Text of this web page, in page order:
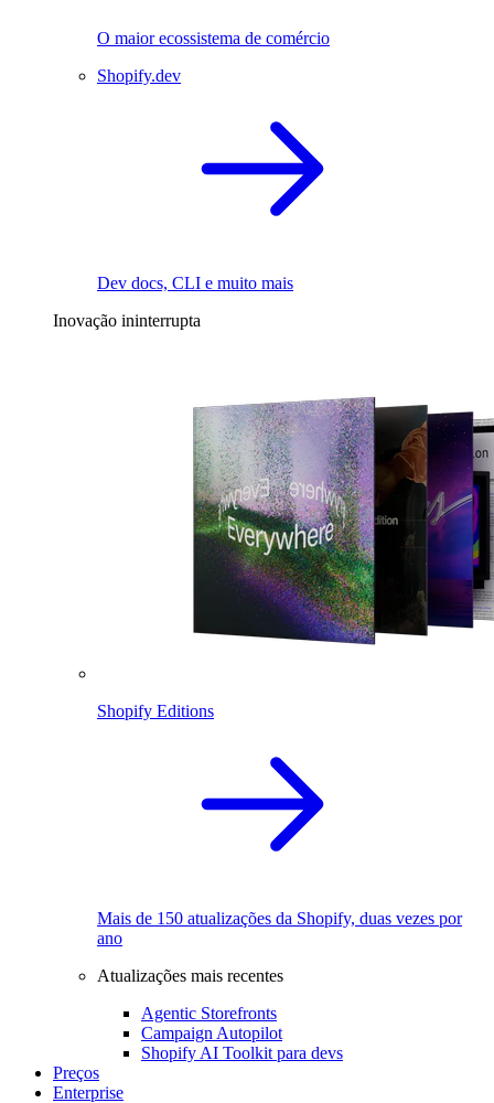
O maior ecossistema de comércio
Shopify.dev
Dev docs, CLI e muito mais
Inovação ininterrupta
Shopify Editions
Mais de 150 atualizações da Shopify, duas vezes por
ano
Atualizações mais recentes
Agentic Storefronts
Campaign Autopilot
Shopify AI Toolkit para devs
Preços
Enterprise